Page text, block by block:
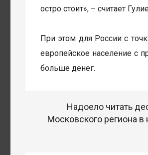
остро стоит», – считает
При этом для России с
европейское население с
больше денег.
Надоело читать
Московского региона